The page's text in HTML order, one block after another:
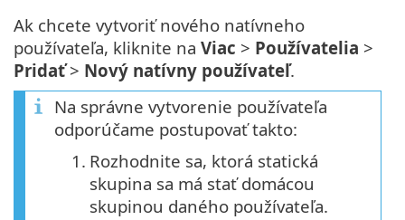
Ak chcete vytvoriť nového natívneho
používateľa, kliknite na Viac > Používatelia >
Pridať> Nový natívny používateľ.
Na správne vytvorenie používateľa
odporúčame postupovať takto:
1. Rozhodnite sa, ktorá statická
skupina sa má stať domácou
skupinou daného používateľa.